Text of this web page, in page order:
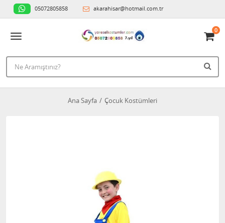
05072805858 akarahisar@hotmail.com.tr
0
Ana Sayfa Çocuk Kostümleri